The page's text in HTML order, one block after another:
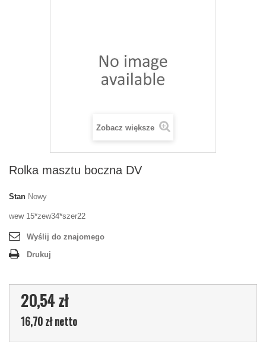
Zobacz większe
Rolka masztu boczna DV
Stan Nowy
wew 15*zew34*szer22
Wyślij do znajomego
Drukuj
20,54 zł
16,70 złnetto